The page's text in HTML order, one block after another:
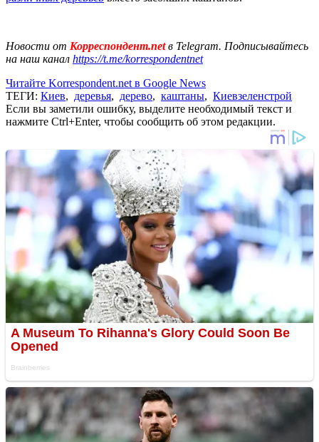
Новости от Корреспондент.netв Telegram. Подписывайтесь
на наш канал https://t.me/korrespondentnet
Читайте Korrespondent.net в Google News
ТЕГИ: Киев, деревья, дерево, каштаны, Киевзеленстрой
Если вы заметили ошибку, выделите необходимый текст и
нажмите Ctrl+Enter, чтобы сообщить об этом редакции.